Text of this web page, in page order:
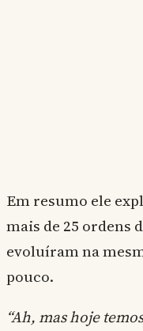
Em resumo ele
mais de 25 ordens
evoluíram na
pouco.
“Ah, mas hoje